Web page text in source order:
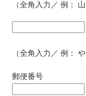
（全角入力／ 例：
（全角入力／ 例：
郵便番号